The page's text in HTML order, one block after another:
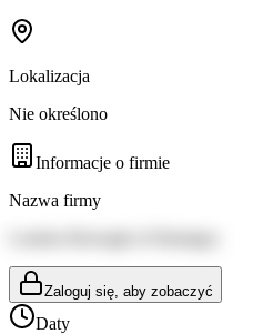
Lokalizacja
Nie określono
Informacje o firmie
Nazwa firmy
Zaloguj się, aby zobaczyć
Daty